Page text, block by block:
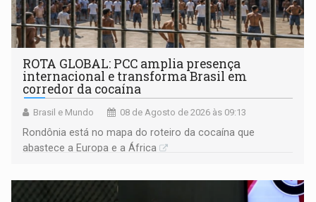
ROTA GLOBAL: PCC amplia presença
internacional e transforma Brasil em
corredor da cocaína
Brasil e Mundo 08 de Agosto de 2026 às 09:13
Rondônia está no mapa do roteiro da cocaína que
abastece a Europa e a África